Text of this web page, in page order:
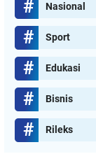
Nasional
Sport
Edukasi
Bisnis
Rileks